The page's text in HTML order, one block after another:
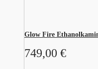
Glow Fire
749,00 €